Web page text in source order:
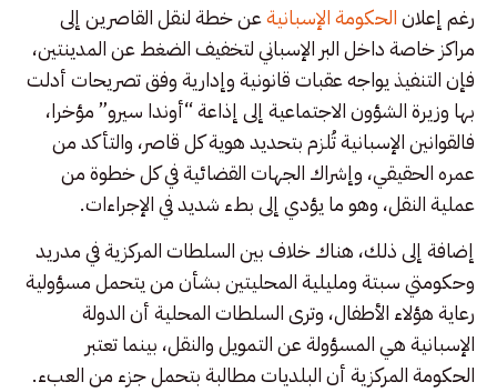
رغم إعلانالحكومة الإسبانيةعن خطة لنقل القاصرين إلى
مراكز خاصة داخل البر الإسباني لتخفيف الضغط عن المدينتين،
فإن التنفيذ يواجه عقبات قانونية وإدارية وفق تصريحات أدلت
بها وزيرة الشؤون الاجتماعية إلى إذاعة “أوندا سيرو” مؤخرا،
فالقوانين الإسبانية تُلزم بتحديد هوية كل قاصر، والتأكد من
عمره الحقيقي، وإشراك الجهات القضائية في كل خطوة من
عملية النقل، وهو ما يؤدي إلى بطء شديد في الإجراءات.
إضافة إلى ذلك، هناك خلاف بين السلطات المركزية في مدريد
وحكومتي سبتة ومليلية المحليتين بشأن من يتحمل مسؤولية
رعاية هؤلاء الأطفال، وترى السلطات المحلية أن الدولة
الإسبانية هي المسؤولة عن التمويل والنقل، بينما تعتبر
الحكومة المركزية أن البلديات مطالبة بتحمل جزء من العبء.